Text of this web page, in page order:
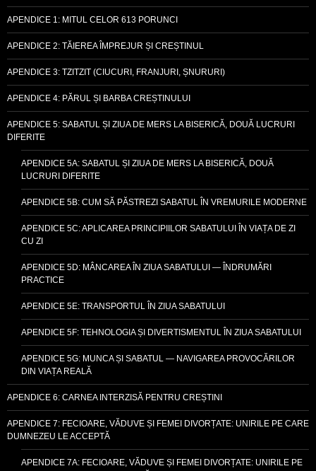
APENDICE 1: MITUL CELOR 613 PORUNCI
APENDICE 2: TĂIEREA ÎMPREJUR ȘI CREȘTINUL
APENDICE 3: TZITZIT (CIUCURI, FRANJURI, ȘNURURI)
APENDICE 4: PĂRUL ȘI BARBA CREȘTINULUI
APENDICE 5: SABATUL ȘI ZIUA DE MERS LA BISERICĂ, DOUĂ LUCRURI
DIFERITE
APENDICE 5A: SABATUL ȘI ZIUA DE MERS LA BISERICĂ, DOUĂ
LUCRURI DIFERITE
APENDICE 5B: CUM SĂ PĂSTREZI SABATUL ÎN VREMURILE MODERNE
APENDICE 5C: APLICAREA PRINCIPIILOR SABATULUI ÎN VIAȚA DE ZI
CU ZI
APENDICE 5D: MÂNCAREA ÎN ZIUA SABATULUI — ÎNDRUMĂRI
PRACTICE
APENDICE 5E: TRANSPORTUL ÎN ZIUA SABATULUI
APENDICE 5F: TEHNOLOGIA ȘI DIVERTISMENTUL ÎN ZIUA SABATULUI
APENDICE 5G: MUNCA ȘI SABATUL — NAVIGAREA PROVOCĂRILOR
DIN VIAȚA REALĂ
APENDICE 6: CARNEA INTERZISĂ PENTRU CREȘTINI
APENDICE 7: FECIOARE, VĂDUVE ȘI FEMEI DIVORȚATE: UNIRILE PE CARE
DUMNEZEU LE ACCEPTĂ
APENDICE 7A: FECIOARE, VĂDUVE ȘI FEMEI DIVORȚATE: UNIRILE PE